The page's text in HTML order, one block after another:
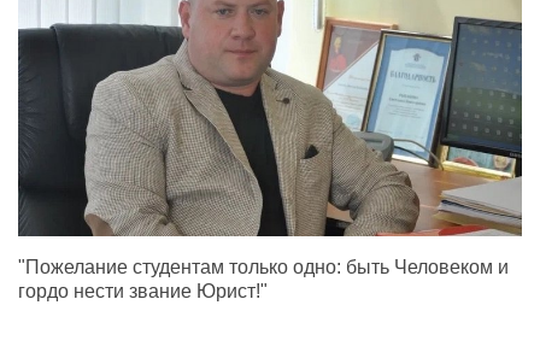
"Пожелание студентам только одно: быть Человеком и
гордо нести звание Юрист!"